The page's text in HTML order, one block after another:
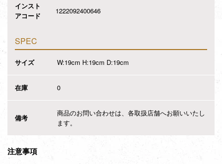
インスト
アコード
1222092400646
SPEC
サイズ W:19cm H:19cm D:19cm
在庫 0
備考
商品のお問い合わせは、各取扱店舗へお願いいたし
ます。
注意事項